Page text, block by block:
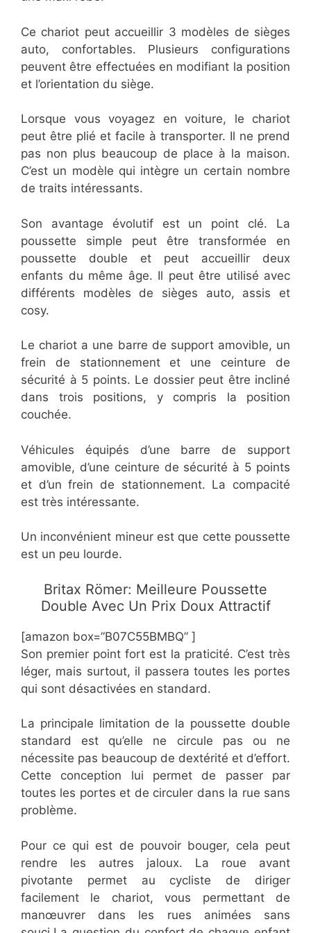
Ce chariot peut accueillir 3 modèles de sièges
auto, confortables. Plusieurs configurations
peuvent être effectuées en modifiant la position
et l’orientation du siège.
Lorsque vous voyagez en voiture, le chariot
peut être plié et facile à transporter. Il ne prend
pas non plus beaucoup de place à la maison.
C’est un modèle qui intègre un certain nombre
de traits intéressants.
Son avantage évolutif est un point clé. La
poussette simple peut être transformée en
poussette double et peut accueillir deux
enfants du même âge. Il peut être utilisé avec
différents modèles de sièges auto, assis et
cosy.
Le chariot a une barre de support amovible, un
frein de stationnement et une ceinture de
sécurité à 5 points. Le dossier peut être incliné
dans trois positions, y compris la position
couchée.
Véhicules équipés d’une barre de support
amovible, d’une ceinture de sécurité à 5 points
et d’un frein de stationnement. La compacité
est très intéressante.
Un inconvénient mineur est que cette poussette
est un peu lourde.
Britax Römer: Meilleure Poussette
Double Avec Un Prix Doux Attractif
[amazon box=”B07C55BMBQ” ]
Son premier point fort est la praticité. C’est très
léger, mais surtout, il passera toutes les portes
qui sont désactivées en standard.
La principale limitation de la poussette double
standard est qu’elle ne circule pas ou ne
nécessite pas beaucoup de dextérité et d’effort.
Cette conception lui permet de passer par
toutes les portes et de circuler dans la rue sans
problème.
Pour ce qui est de pouvoir bouger, cela peut
rendre les autres jaloux. La roue avant
pivotante permet au cycliste de diriger
facilement le chariot, vous permettant de
manœuvrer dans les rues animées sans